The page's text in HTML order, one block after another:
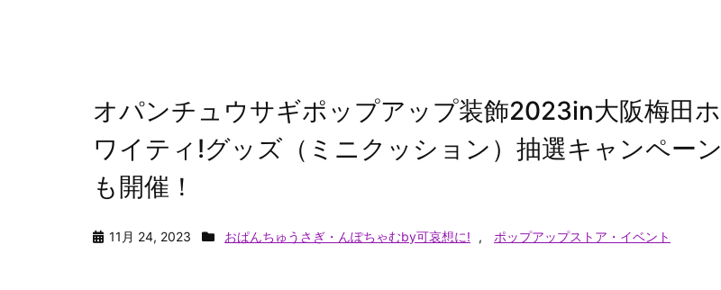
オパンチュウサギポップアップ装飾2023in大阪梅田ホ
ワイティ!グッズ（ミニクッション）抽選キャンペーン
も開催！
11月 24, 2023 おぱんちゅうさぎ・んぽちゃむby可哀想に! , ポップアップストア・イベント